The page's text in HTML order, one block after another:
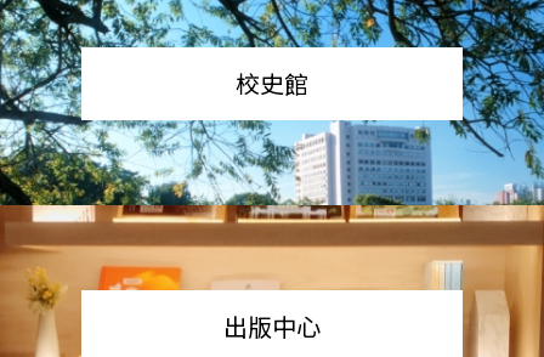
校史館
出版中心